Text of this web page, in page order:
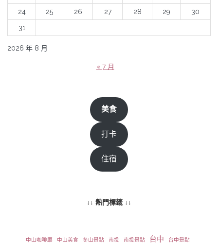
2026 年 8 月
24 25 26 27 28 29 30
31
« 7 月
美食
打卡
住宿
↓↓ 熱門標籤 ↓↓
中山咖啡廳 中山美食 冬山景點 南投 南投景點 台中 台中景點